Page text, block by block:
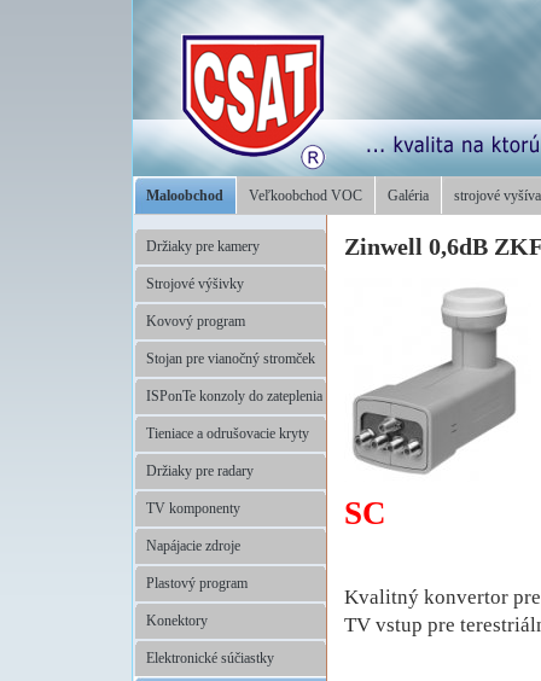
Maloobchod Veľkoobchod VOC Galéria strojové
Držiaky pre kamery
Strojové výšivky
Kovový program
Stojan pre vianočný stromček
ISPonTe konzoly do zateplenia
Tieniace a odrušovacie kryty
Držiaky pre radary
TV komponenty
Napájacie zdroje
Plastový program
Konektory
Elektronické súčiastky
Zinwell 0,6dB
SC
Kvalitný konvertor
TV vstup pre